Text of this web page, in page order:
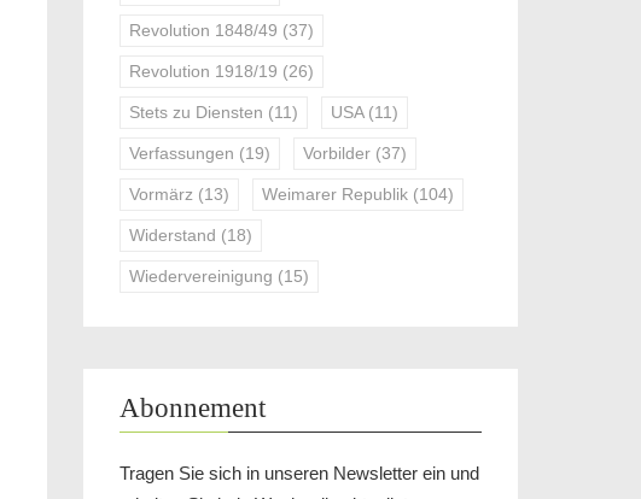
Revolution 1848/49 (37)
Revolution 1918/19 (26)
Stets zu Diensten (11) USA(11)
Verfassungen (19) Vorbilder (37)
Vormärz (13) Weimarer Republik (104)
Widerstand (18)
Wiedervereinigung (15)
Abonnement
Tragen Sie sich in unseren Newsletter ein und